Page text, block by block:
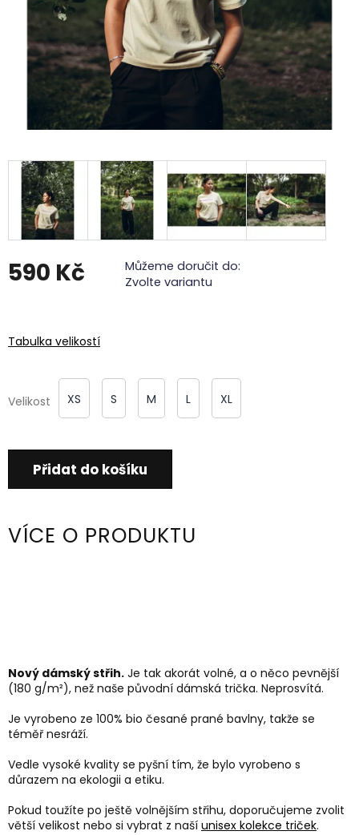
590 Kč
Můžeme doručit do:
Zvolte variantu
Tabulka velikostí
Velikost XS S M L XL
Přidat do košíku
VÍCE O PRODUKTU
Nový dámský střih. Je tak akorát volné, a o něco pevnější
(180 g/m²), než naše původní dámská trička. Neprosvítá.
Je vyrobeno ze 100% bio česané prané bavlny, takže se
téměř nesráží.
Vedle vysoké kvality se pyšní tím, že bylo vyrobeno s
důrazem na ekologii a etiku.
Pokud toužíte po ještě volnějším střihu, doporučujeme zvolit
větší velikost nebo si vybrat z naší unisex kolekce triček.